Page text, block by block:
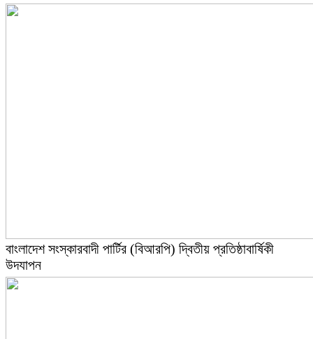
বাংলাদেশ সংস্কারবাদী পার্টির (বিআরপি) দ্বিতীয় প্রতিষ্ঠাবার্ষিকী
উদযাপন